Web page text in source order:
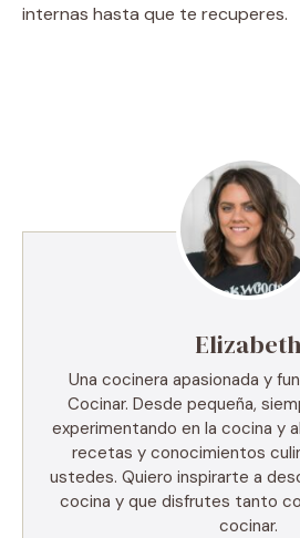
internas hasta que te recuperes.
Elizabeth
Una cocinera apasionada y
Cocinar. Desde pequeña,
experimentando en la cocina y
recetas y conocimientos
ustedes. Quiero inspirarte a
cocina y que disfrutes tanto
cocinar.